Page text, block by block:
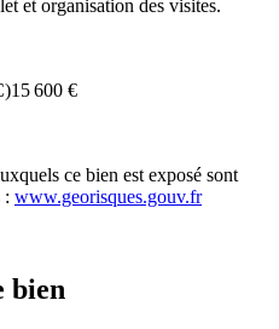
et organisation des visites.
15 600 €
ce bien est exposé sont
: www.georisques.gouv.fr
bien